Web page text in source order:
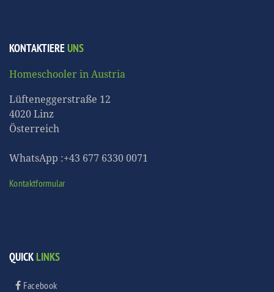
KONTAKTIEREUNS
Homeschooler in Austria
Lüfteneggerstraße 12
4020 Linz
Österreich
WhatsApp :+43 677 6330 0071
Kontaktformular
QUICKLINKS
Facebook